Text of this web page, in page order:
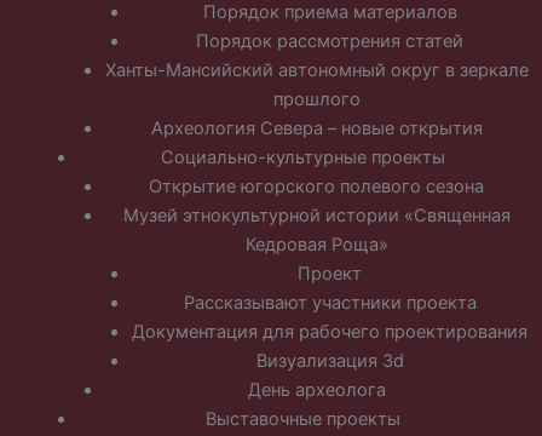
Порядок приема материалов
Порядок рассмотрения статей
Ханты-Мансийский автономный округ в зеркале
прошлого
Археология Севера – новые открытия
Социально-культурные проекты
Открытие югорского полевого сезона
Музей этнокультурной истории «Священная
Кедровая Роща»
Проект
Рассказывают участники проекта
Документация для рабочего проектирования
Визуализация 3d
День археолога
Выставочные проекты